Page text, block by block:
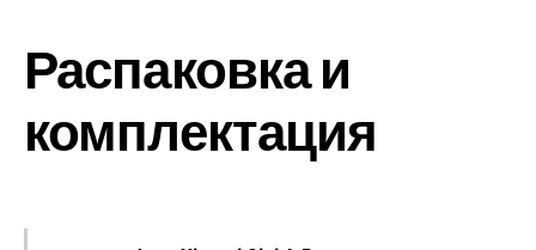
Распаковка и
комплектация